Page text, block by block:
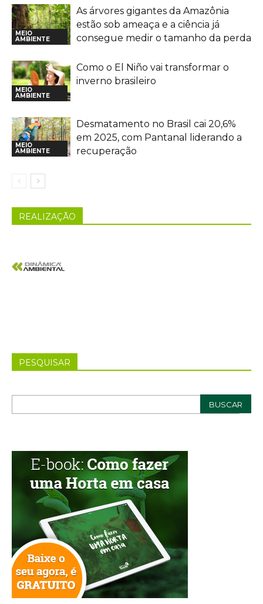
MEIO
AMBIENTE
As árvores gigantes da Amazônia
estão sob ameaça e a ciência já
consegue medir o tamanho da perda
MEIO
AMBIENTE
Como o El Niño vai transformar o
inverno brasileiro
MEIO
AMBIENTE
Desmatamento no Brasil cai 20,6%
em 2025, com Pantanal liderando a
recuperação
REALIZAÇÃO
PESQUISAR